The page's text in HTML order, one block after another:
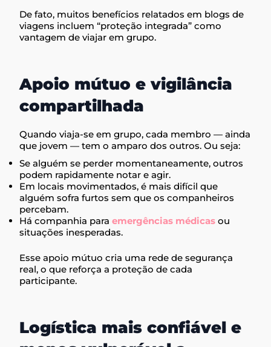
De fato, muitos benefícios relatados em blogs de
viagens incluem “proteção integrada” como
vantagem de viajar em grupo.
Apoio mútuo e vigilância
compartilhada
Quando viaja-se em grupo, cada membro — ainda
que jovem — tem o amparo dos outros. Ou seja:
Se alguém se perder momentaneamente, outros
podem rapidamente notar e agir.
Em locais movimentados, é mais difícil que
alguém sofra furtos sem que os companheiros
percebam.
Há companhia paraemergências médicas ou
situações inesperadas.
Esse apoio mútuo cria uma rede de segurança
real, o que reforça a proteção de cada
participante.
Logística mais confiável e